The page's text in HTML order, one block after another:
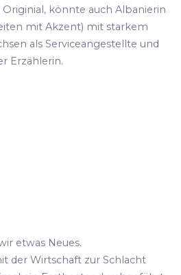
Originial, könnte auch Albanierin
mit Akzent) mit starkem
als Serviceangestellte und
Erzählerin.
etwas Neues.
der Wirtschaft zur Schlacht